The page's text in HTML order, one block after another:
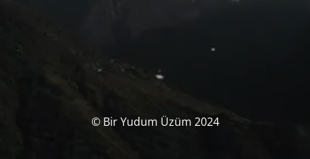
© Bir Yudum Üzüm 2024